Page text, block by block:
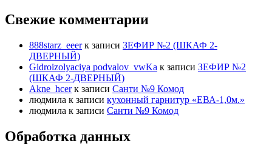
Свежие комментарии
888starz_eeerк записи ЗЕФИР №2 (ШКАФ 2-
ДВЕРНЫЙ)
Gidroizolyaciya podvalov_vwKa к записи ЗЕФИР №2
(ШКАФ 2-ДВЕРНЫЙ)
Akne_hcerк записи Санти №9 Комод
людмила к записи кухонный гарнитур «ЕВА-1,0м.»
людмила к записи Санти №9 Комод
Обработка данных